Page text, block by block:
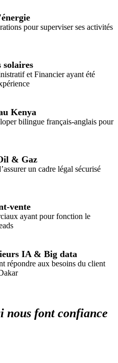
pour superviser ses activités
solaires
et Financier ayant été
Kenya
bilingue français-anglais pour
& Gaz
un cadre légal sécurisé
vente
ayant pour fonction le
IA & Big data
répondre aux besoins du client
nous font confiance